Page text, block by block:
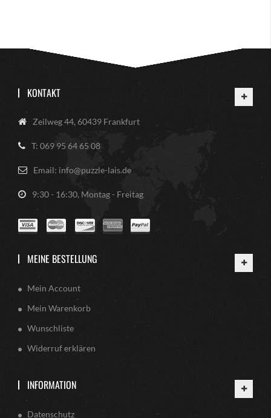
KONTAKT
Zeilweg 44, 60439 Frankfurt
T: 069 95 64 65 08
Email: info@puzzle-lais.de
9:30 - 16:30, Montag - Freitag
MEINE BESTELLUNG
Mein Account
Mein Warenkorb
Wunschliste
Widerruf erklären
INFORMATION
Datenschutz